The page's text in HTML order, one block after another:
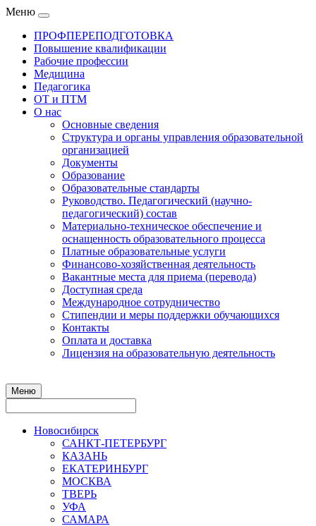
Меню
ПРОФПЕРЕПОДГОТОВКА
Повышение квалификации
Рабочие профессии
Медицина
Педагогика
ОТ и ПТМ
О нас
Основные сведения
Структура и органы управления образовательной
организацией
Документы
Образование
Образовательные стандарты
Руководство. Педагогический (научно-
педагогический) состав
Материально-техническое обеспечение и
оснащенность образовательного процесса
Платные образовательные услуги
Финансово-хозяйственная деятельность
Вакантные места для приема (перевода)
Доступная среда
Международное сотрудничество
Стипендии и меры поддержки обучающихся
Контакты
Оплата и доставка
Лицензия на образовательную деятельность
Меню
Новосибирск
САНКТ-ПЕТЕРБУРГ
КАЗАНЬ
ЕКАТЕРИНБУРГ
МОСКВА
ТВЕРЬ
УФА
САМАРА